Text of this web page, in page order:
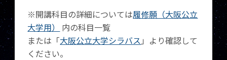
※開講科目の詳細については履修願（大阪公立
大学用）
内の科目一覧
または「大阪公立大学シラバス 」より確認して
ください。